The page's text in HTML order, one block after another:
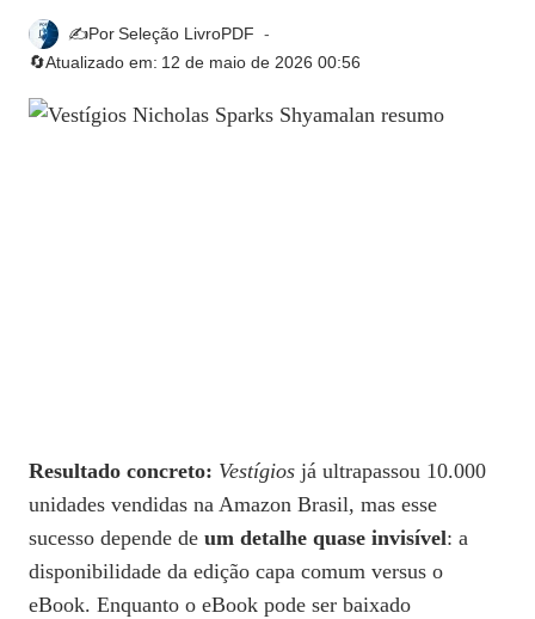
✍️PorSeleção LivroPDF
🔄Atualizado em: 12 de maio de 2026 00:56
Resultado concreto: Vestígios já ultrapassou 10.000
unidades vendidas na Amazon Brasil, mas esse
sucesso depende de um detalhe quase invisível: a
disponibilidade da edição capa comum versus o
eBook. Enquanto o eBook pode ser baixado